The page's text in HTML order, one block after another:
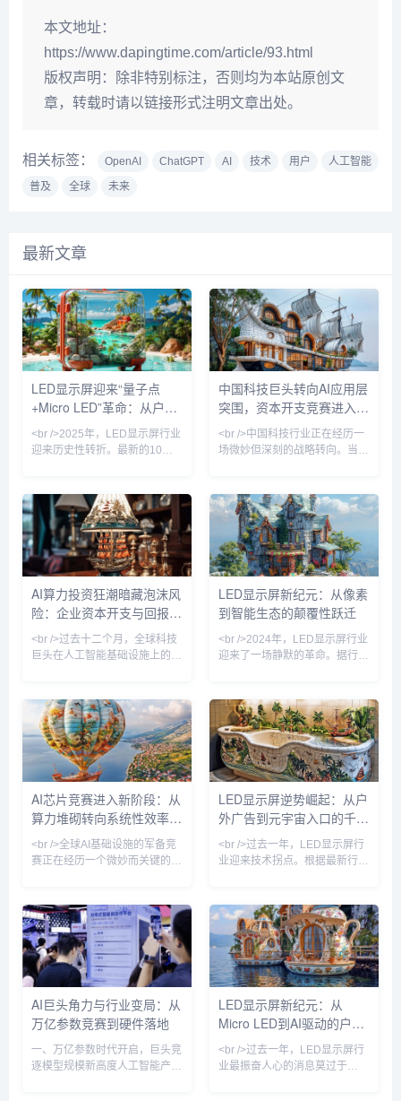
本文地址：
https://www.dapingtime.com/article/93.html
版权声明：
除非特别标注，否则均为本站原创文
章，转载时请以链接形式注明文章出处。
相关标签： OpenAI ChatGPT AI 技术 用户
人工智能
普及
全球 未来
最新文章
LED显示屏迎来“量子点
+Micro LED”革命：从户外
广告到元宇宙的视觉新纪元
<br />2025年，LED显示屏行业
迎来历史性转折。最新的10篇
技术的结合，正在重新定义“显
示质量”。三星、索尼、利亚德
等头部厂商相继发布基于Micro
LED（微发光二极管）的透明屏
与柔性屏，其峰值亮度突破
10000尼特，色域覆盖率超越
BT.2020标准120%，而功耗仅
为同尺寸LCD的40%。最引人
解决了
中国科技巨头转向AI应用层
突围，资本开支竞赛进入下
半场
<br />中国科技行业正在经历一
场微妙但深刻的战略转向。当全
时，多家头部互联网公司在本季
度财报电话会上悄然调整了叙事
口径：不再将“千卡集群”或“万亿
参数”作为首要卖点，转而强调
AI功能在广告系统、云计算、本
地生活服务等核心业务中的实际
转化率。<br /><br />这一变化
与站长之家（ChinaZ.com）近
根据
AI算力投资狂潮暗藏泡沫风
险：企业资本开支与回报缺
口拉大
<br />过去十二个月，全球科技
巨头在人工智能基础设施上的资
速度增长。从微软、谷歌到亚马
逊，各大云服务商争相建设超大
规模数据中心，英伟达的GPU
订单排期已延伸至2026年。中
国市场上，阿里、百度、字节跳
动等企业同样不遗余力地购入AI
芯片，服务器供应链满负荷运
转。表面上看，这是一场关于未
来越多的分析师开始追问：如此
LED显示屏新纪元：从像素
到智能生态的颠覆性跃迁
<br />2024年，LED显示屏行业
迎来了一场静默的革命。据行业
次突破99.9%，这意味着困扰业
界十年的成本壁垒开始崩塌。三
星、索尼以及中国厂商京东方、
三安光电均在近日发布了新一代
Micro LED显示屏，像素间距首
次下探至0.1毫米以下，亮度超
过10,000尼特，对比度接近无
限。一位参与测试的工程师向记
AI芯片竞赛进入新阶段：从
算力堆砌转向系统性效率革
命
<br />全球AI基础设施的军备竞
赛正在经历一个微妙而关键的转
级集群的部署，将模型参数规模
推至十万亿级别。然而，最新发
布的行业基准测试与头部企业的
内部运营数据揭示了一个警示信
号：在现有主流架构下，GPU
集群的线性扩展所带来的性能提
升已明显放缓，而能耗成本与互
联延迟正以超线性速度攀升。多
出，单纯依赖晶体管密度和制程
LED显示屏逆势崛起：从户
外广告到元宇宙入口的千亿
赛道
<br />过去一年，LED显示屏行
业迎来技术拐点。根据最新行业
小时200万颗，推动单位成本同
比下降42%。三星、索尼、利亚
德等头部厂商相继推出新一代
Micro LED商用显示屏，像素间
距突破P0.3以下，实现真正意义
上的“无拼接缝”显示。与此同
时，COB（板上芯片）封装技
术加速渗透，在P1.2以下小间距
AI巨头角力与行业变局：从
万亿参数竞赛到硬件落地
一、万亿参数时代开启，巨头竞
逐模型规模新高度人工智能产业
LED显示屏新纪元：从
Micro LED到AI驱动的户外
媒体革命
<br />过去一年，LED显示屏行
业最振奋人心的消息莫过于